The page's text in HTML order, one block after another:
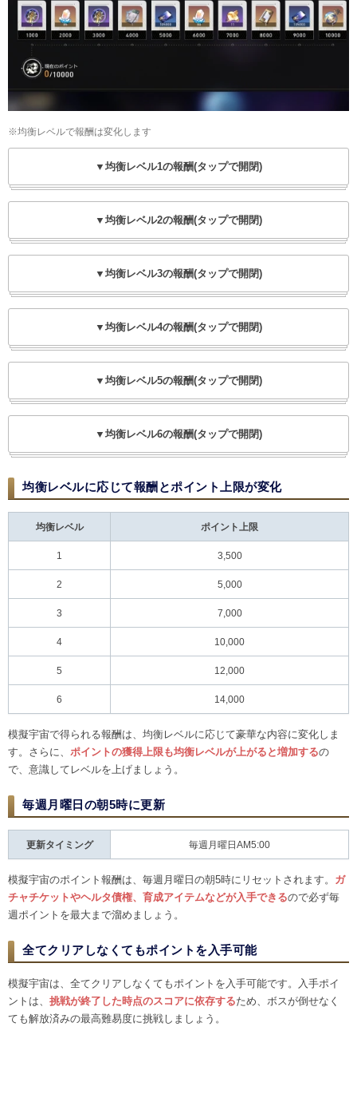
※均衡レベルで報酬は変化します
▼均衡レベル1の報酬(タップで開閉)
▼均衡レベル2の報酬(タップで開閉)
▼均衡レベル3の報酬(タップで開閉)
▼均衡レベル4の報酬(タップで開閉)
▼均衡レベル5の報酬(タップで開閉)
▼均衡レベル6の報酬(タップで開閉)
均衡レベルに応じて報酬とポイント上限が変化
均衡レベル ポイント上限
1 3,500
2 5,000
3 7,000
4 10,000
5 12,000
6 14,000
模擬宇宙で得られる報酬は、均衡レベルに応じて豪華な内容に変化しま
す。さらに、 ポイントの獲得上限も均衡レベルが上がると増加するの
で、意識してレベルを上げましょう。
毎週月曜日の朝5時に更新
更新タイミング 毎週月曜日AM5:00
模擬宇宙のポイント報酬は、毎週月曜日の朝5時にリセットされます。 ガ
チャチケットやヘルタ債権、育成アイテムなどが入手できるので必ず毎
週ポイントを最大まで溜めましょう。
全てクリアしなくてもポイントを入手可能
模擬宇宙は、全てクリアしなくてもポイントを入手可能です。入手ポイ
ントは、 挑戦が終了した時点のスコアに依存するため、ボスが倒せなく
ても解放済みの最高難易度に挑戦しましょう。